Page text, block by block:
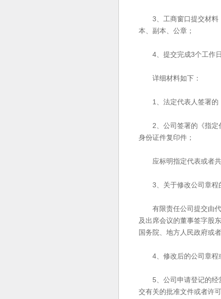
3、工商窗口提交材料《
本、副本、公章；
4、提交完成3个工作日
详细材料如下：
1、法定代表人签署的
2、公司签署的《指定代
身份证件复印件；
应标明指定代表或者共
3、关于修改公司章程
有限责任公司提交由代
及出席会议的董事签字股
国务院、地方人民政府或
4、修改后的公司章程
5、公司申请登记的经营
交有关的批准文件或者许